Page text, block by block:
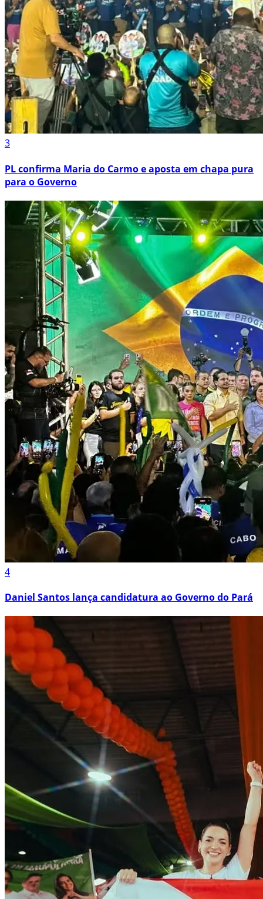
3
PL confirma Maria do Carmo e aposta em chapa pura
para o Governo
4
Daniel Santos lança candidatura ao Governo do Pará